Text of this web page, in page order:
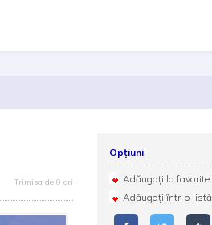
Trimisa de 0 ori
Opțiuni
Adăugați la favorite
Adăugați într-o listă